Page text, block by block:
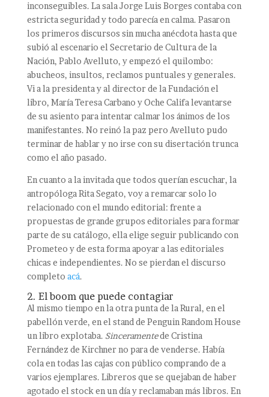
inconseguibles. La sala Jorge Luis Borges contaba con
estricta seguridad y todo parecía en calma. Pasaron
los primeros discursos sin mucha anécdota hasta que
subió al escenario el Secretario de Cultura de la
Nación, Pablo Avelluto, y empezó el quilombo:
abucheos, insultos, reclamos puntuales y generales.
Vi a la presidenta y al director de la Fundación el
libro, María Teresa Carbano y Oche Califa levantarse
de su asiento para intentar calmar los ánimos de los
manifestantes. No reinó la paz pero Avelluto pudo
terminar de hablar y no irse con su disertación trunca
como el año pasado.
En cuanto a la invitada que todos querían escuchar, la
antropóloga Rita Segato, voy a remarcar solo lo
relacionado con el mundo editorial: frente a
propuestas de grande grupos editoriales para formar
parte de su catálogo, ella elige seguir publicando con
Prometeo y de esta forma apoyar a las editoriales
chicas e independientes. No se pierdan el discurso
completo acá.
2. El boom que puede contagiar
Al mismo tiempo en la otra punta de la Rural, en el
pabellón verde, en el stand de Penguin Random House
un libro explotaba. Sinceramentede Cristina
Fernández de Kirchner no para de venderse. Había
cola en todas las cajas con público comprando de a
varios ejemplares. Libreros que se quejaban de haber
agotado el stock en un día y reclamaban más libros. En